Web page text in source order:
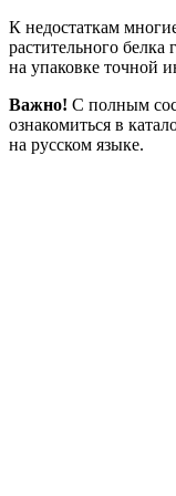
К недостаткам
растительного белка
на упаковке точной
Важно! С полным
ознакомиться в
на русском языке.